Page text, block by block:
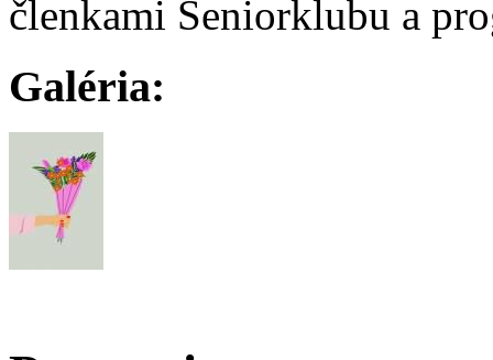
členkami Seniorklubu a
Galéria: